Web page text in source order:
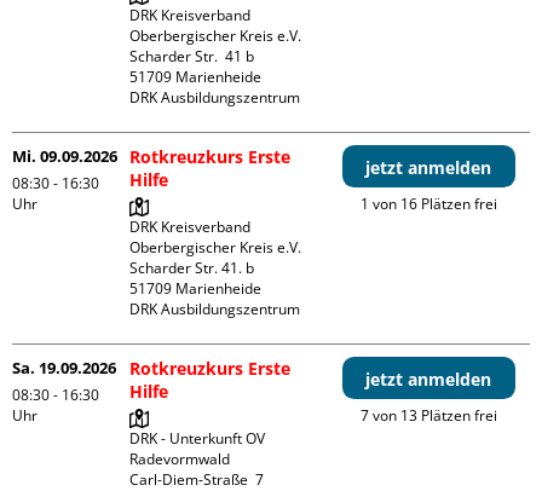
DRK Kreisverband
Oberbergischer Kreis e.V.
Scharder Str.  41 b
51709 Marienheide
DRK Ausbildungszentrum
Mi. 09.09.2026
08:30 - 16:30
Uhr
Rotkreuzkurs Erste
Hilfe
DRK Kreisverband
Oberbergischer Kreis e.V.
Scharder Str. 41. b
51709 Marienheide
DRK Ausbildungszentrum
jetzt anmelden
1 von 16 Plätzen frei
Sa. 19.09.2026
08:30 - 16:30
Uhr
Rotkreuzkurs Erste
Hilfe
DRK - Unterkunft OV
Radevormwald
Carl-Diem-Straße  7
jetzt anmelden
7 von 13 Plätzen frei